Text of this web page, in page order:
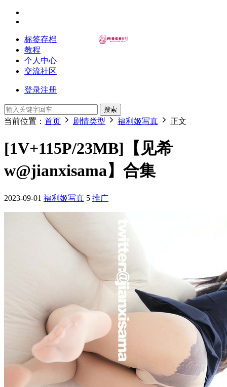
标签存档
教程
个人中心
交流社区
登录注册
搜索
当前位置： 首页 剧情类型 福利姬写真 正文
[1V+115P/23MB]【见希
w@jianxisama】合集
2023-09-01 福利姬写真 5 推广